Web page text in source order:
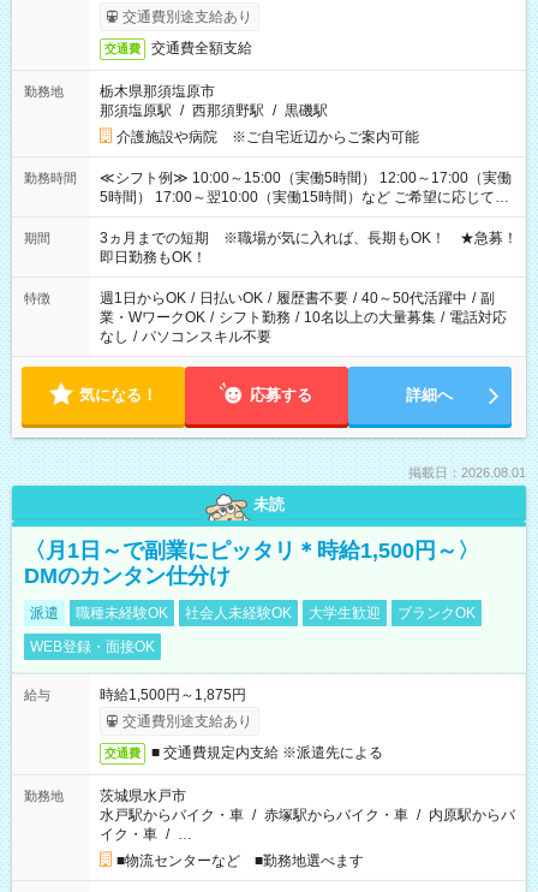
交通費別途支給あり
交通費 交通費全額支給
勤務地
栃木県那須塩原市
那須塩原駅 / 西那須野駅 / 黒磯駅
介護施設や病院 ※ご自宅近辺からご案内可能
勤務時間
≪シフト例≫ 10:00～15:00（実働5時間） 12:00～17:00（実働
5時間） 17:00～翌10:00（実働15時間）など ご希望に応じて、
働く時間は調整できます！ お気軽に担当へ相談ください！
期間
3ヵ月までの短期 ※職場が気に入れば、長期もOK！ ★急募！
即日勤務もOK！
特徴 週1日からOK / 日払いOK / 履歴書不要 / 40～50代活躍中 / 副
業・WワークOK / シフト勤務 / 10名以上の大量募集 / 電話対応
なし / パソコンスキル不要
気になる！ 応募する 詳細へ
掲載日：2026.08.01
未読
〈月1日～で副業にピッタリ＊時給1,500円～〉
DMのカンタン仕分け
派遣 職種未経験OK 社会人未経験OK 大学生歓迎
ブランクOK
WEB登録・面接OK
給与
時給1,500円～1,875円
交通費別途支給あり
交通費 ■ 交通費規定内支給 ※派遣先による
勤務地
茨城県水戸市
水戸駅からバイク・車 / 赤塚駅からバイク・車 / 内原駅からバ
イク・車 / …
■物流センターなど ■勤務地選べます